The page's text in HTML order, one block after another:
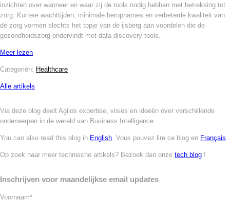
inzichten over wanneer en waar zij de tools nodig hebben met betrekking tot
zorg. Kortere wachttijden, minimale heropnames en verbeterde kwaliteit van
de zorg vormen slechts het topje van de ijsberg aan voordelen die de
gezondheidszorg ondervindt met data discovery tools.
Meer lezen
Categoriën: Healthcare
Alle artikels
Via deze blog deelt Agilos expertise, visies en ideeën over verschillende
onderwerpen in de wereld van Business Intelligence.
You can also read this blog in English . Vous pouvez lire ce blog en Français
Op zoek naar meer technische artikels? Bezoek dan onze tech blog !
Inschrijven voor maandelijkse email updates
Voornaam*